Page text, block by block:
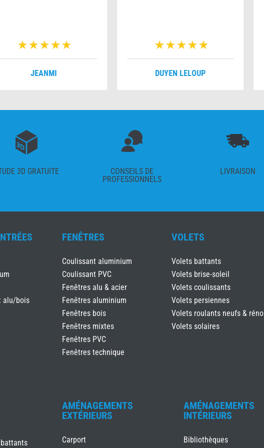
JEANMI DUYEN LELOUP
3D GRATUITE
CONSEILS DE
PROFESSIONNELS
LIVRAISON
alu/bois
FENÊTRES
Coulissant aluminium
Coulissant PVC
Fenêtres alu & acier
Fenêtres aluminium
Fenêtres bois
Fenêtres mixtes
Fenêtres PVC
Fenêtres technique
VOLETS
Volets battants
Volets brise-soleil
Volets coulissants
Volets persiennes
Volets roulants neufs & réno
Volets solaires
AMÉNAGEMENTS
EXTÉRIEURS
Carport
AMÉNAGEMENTS
INTÉRIEURS
Bibliothèques